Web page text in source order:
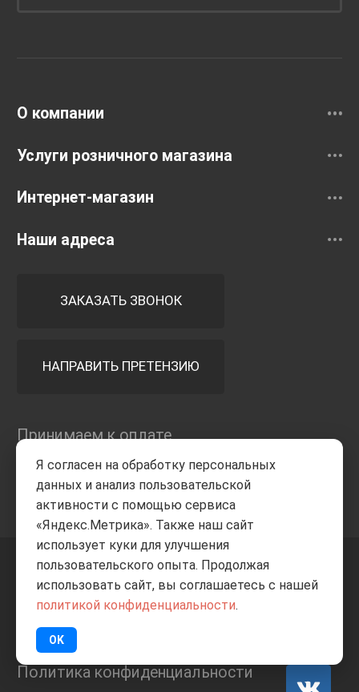
О компании
Услуги розничного магазина
Интернет-магазин
Наши адреса
ЗАКАЗАТЬ ЗВОНОК
НАПРАВИТЬ ПРЕТЕНЗИЮ
Принимаем к оплате
+7 8332205-805 ВВЕРХ
ИП Баранов А.С. 2026
Политика конфиденциальности
Я согласен на обработку персональных
данных и анализ пользовательской
активности с помощью сервиса
«Яндекс.Метрика». Также наш сайт
использует куки для улучшения
пользовательского опыта. Продолжая
использовать сайт, вы соглашаетесь с нашей
политикой конфиденциальности.
OK